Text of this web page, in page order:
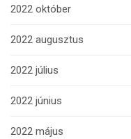
2022 október
2022 augusztus
2022 július
2022 június
2022 május